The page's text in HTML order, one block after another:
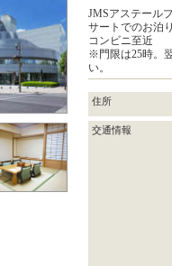
JMSアステール
サートでのお泊
コンビニ至近
※門限は25時。
い。
住所
交通情報